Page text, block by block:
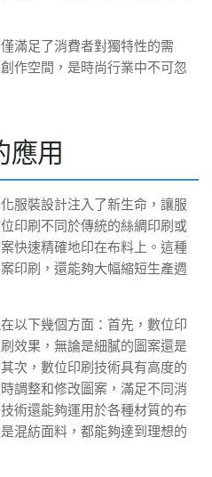
滿足了消費者對獨特性的需
作空間，是時尚行業中不可忽
應用
服裝設計注入了新生命，讓服
印刷不同於傳統的絲綢印刷或
快速精確地印在布料上。這種
印刷，還能夠大幅縮短生產週
以下幾個方面：首先，數位印
效果，無論是細膩的圖案還是
次，數位印刷技術具有高度的
調整和修改圖案，滿足不同消
術還能夠運用於各種材質的布
混紡面料，都能夠達到理想的